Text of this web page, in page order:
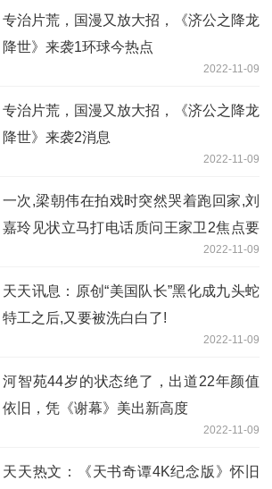
专治片荒，国漫又放大招，《济公之降龙
降世》来袭1环球今热点
2022-11-09
专治片荒，国漫又放大招，《济公之降龙
降世》来袭2消息
2022-11-09
一次,梁朝伟在拍戏时突然哭着跑回家,刘
嘉玲见状立马打电话质问王家卫2焦点要
2022-11-09
天天讯息：原创“美国队长”黑化成九头蛇
特工之后,又要被洗白白了!
2022-11-09
河智苑44岁的状态绝了，出道22年颜值
依旧，凭《谢幕》美出新高度
2022-11-09
天天热文：《天书奇谭4K纪念版》怀旧